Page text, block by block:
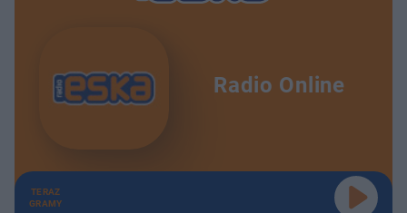
Radio Online
TERAZ
GRAMY